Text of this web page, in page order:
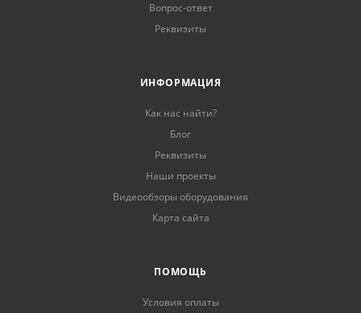
Вопрос-ответ
Реквизиты
ИНФОРМАЦИЯ
Как нас найти?
Блог
Реквизиты
Наши проекты
Видеообзоры оборудования
Карта сайта
ПОМОЩЬ
Условия оплаты